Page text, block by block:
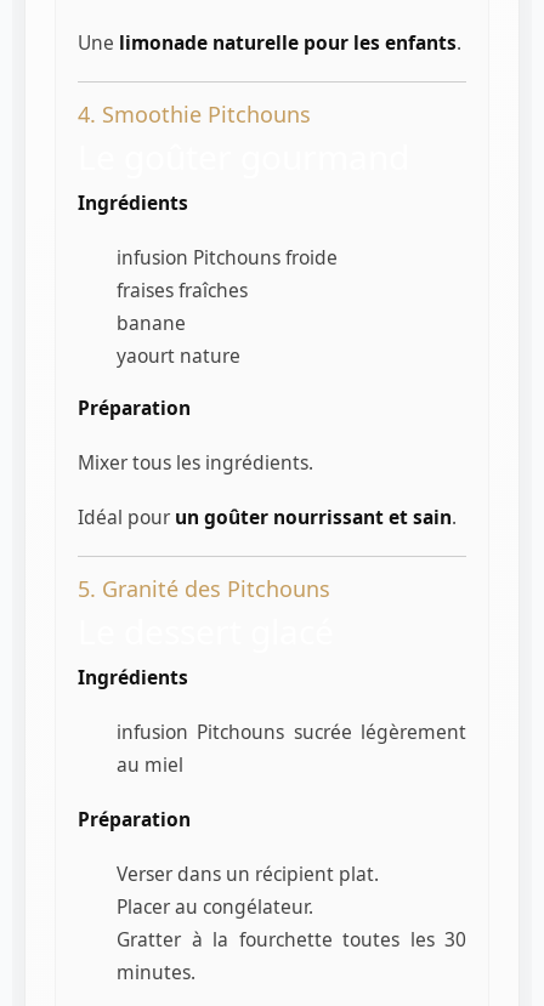
Une limonade naturelle pour les enfants.
4. Smoothie Pitchouns
Ingrédients
infusion Pitchouns froide
fraises fraîches
banane
yaourt nature
Préparation
Mixer tous les ingrédients.
Idéal pour un goûter nourrissant et sain.
5. Granité des Pitchouns
Ingrédients
infusion Pitchouns sucrée légèrement
au miel
Préparation
Verser dans un récipient plat.
Placer au congélateur.
Gratter à la fourchette toutes les 30
minutes.